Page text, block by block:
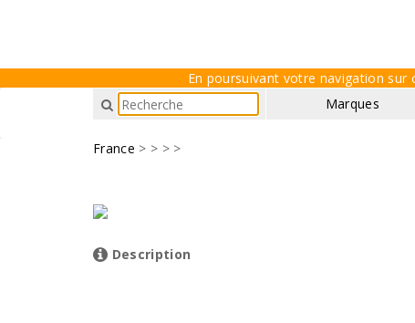
En poursuivant votre navigation
Marques
France > > > >
Description